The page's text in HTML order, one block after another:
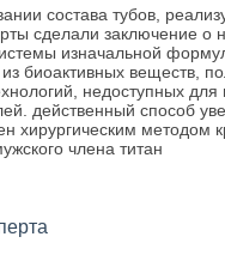
состава тубов,
сделали заключение о
изначальной
из биоактивных веществ,
недоступных для
действенный способ
хирургическим методом
члена титан